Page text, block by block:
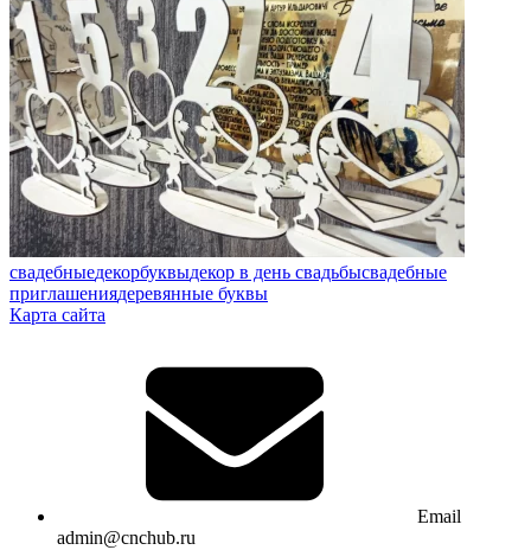
свадебныедекорбуквыдекор в день свадьбысвадебные
приглашениядеревянные буквы
Карта сайта
Email
admin@cnchub.ru